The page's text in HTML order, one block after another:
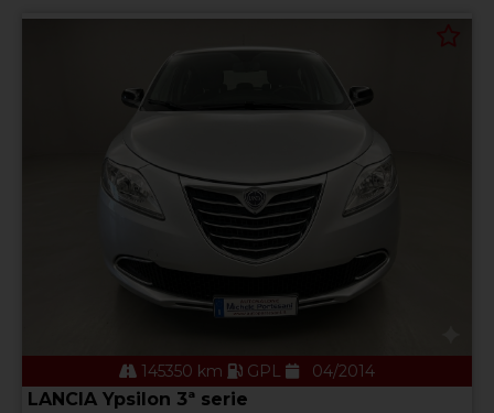
145350 km GPL 04/2014
LANCIA Ypsilon 3ª serie